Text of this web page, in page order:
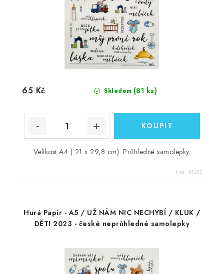
Skladem (81 ks)
65 Kč
Velikost A4 ( 21 x 29,8 cm). Průhledné samolepky.
Kód: 85252
Hurá Papír - A5 / UŽ NÁM NIC NECHYBÍ / KLUK /
DĚTI 2023 - české neprůhledné samolepky